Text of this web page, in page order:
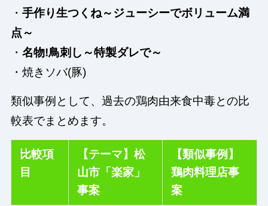
・ 手作り生つくね～ジューシーでボリューム満
点～
・ 名物!鳥刺し～特製ダレで～
・焼きソバ(豚)
類似事例として、過去の鶏肉由来食中毒との比
較表でまとめます。
比較項
目
【テーマ】松
山市「楽家」
事案
【類似事例】
鶏肉料理店事
案